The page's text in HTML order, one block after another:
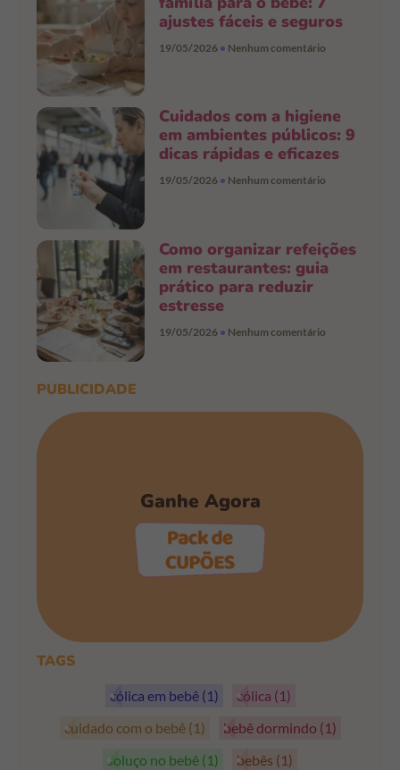
ajustes fáceis e seguros
19/05/2026 Nenhum comentário
Cuidados com a higiene
em ambientes públicos: 9
dicas rápidas e eficazes
19/05/2026 Nenhum comentário
Como organizar refeições
em restaurantes: guia
prático para reduzir
estresse
19/05/2026 Nenhum comentário
PUBLICIDADE
Ganhe Agora
TAGS
cólica em bebê (1) cólica (1)
cuidado com o bebê (1) bebê dormindo (1)
soluço no bebê (1) bebês (1)